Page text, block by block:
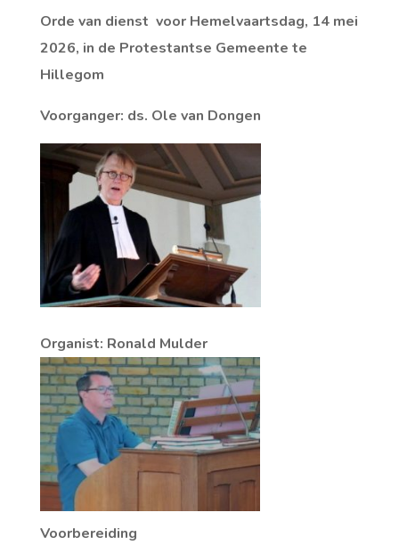
Orde van dienst voor Hemelvaartsdag, 14 mei
2026, in de Protestantse Gemeente te
Hillegom
Voorganger: ds. Ole van Dongen
Organist: Ronald Mulder
Voorbereiding